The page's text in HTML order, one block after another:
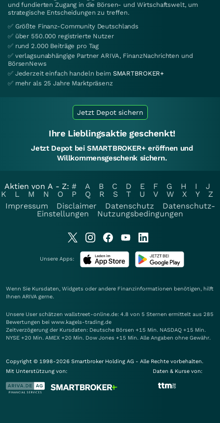
und fundierten Zugang in die Börsen- und Wirtschaftswelt, um
strategische Entscheidungen zu treffen.
✅ Größte Finanz-Community Deutschlands
✅ über 550.000 registrierte Nutzer
✅ rund 2.000 Beiträge pro Tag
✅ verlagsunabhängige Partner ARIVA, FinanzNachrichten und
BörsenNews
✅ Jederzeit einfach handeln beim SMARTBROKER+
✅ mehr als 25 Jahre Marktpräsenz
Jetzt Depot sichern
Ihre Lieblingsaktie geschenkt!
Jetzt Depot bei SMARTBROKER+ eröffnen und
Willkommensgeschenk sichern.
Aktien von A - Z: # A B C D E F G H I
J
K
L M N O P Q R S T U V W X Y
Z
Impressum
Disclaimer Datenschutz
Datenschutz-
Einstellungen
Nutzungsbedingungen
Unsere Apps:
Wenn Sie Kursdaten, Widgets oder andere Finanzinformationen benötigen, hilft
Ihnen ARIVA gerne.
Unsere User schätzen wallstreet-online.de: 4.8 von 5 Sternen ermittelt aus 285
Bewertungen bei www.kagels-trading.de
Zeitverzögerung der Kursdaten: Deutsche Börsen +15 Min. NASDAQ +15 Min.
NYSE +20 Min. AMEX +20 Min. Dow Jones +15 Min. Alle Angaben ohne Gewähr.
Copyright © 1998-2026 Smartbroker Holding AG - Alle Rechte vorbehalten.
Mit Unterstützung von:
Daten & Kurse von: